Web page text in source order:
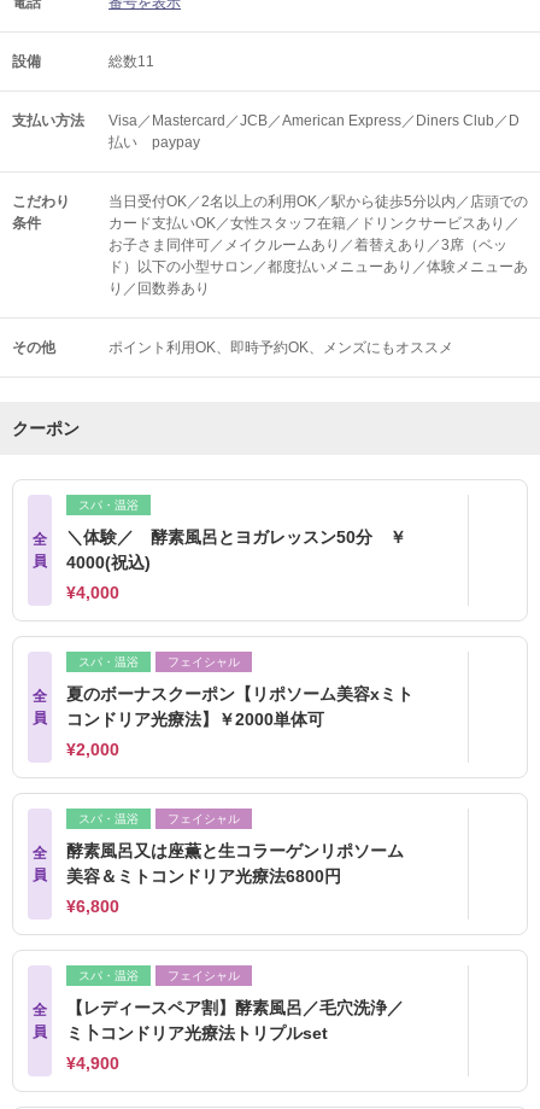
設備 総数11
支払い方法
Visa／Mastercard／JCB／American Express／Diners Club／D
払い paypay
こだわり
条件
当日受付OK／2名以上の利用OK／駅から徒歩5分以内／店頭での
カード支払いOK／女性スタッフ在籍／ドリンクサービスあり／
お子さま同伴可／メイクルームあり／着替えあり／3席（ベッ
ド）以下の小型サロン／都度払いメニューあり／体験メニューあ
り／回数券あり
その他 ポイント利用OK 即時予約OK メンズにもオススメ
クーポン
全
員
スパ・温浴
＼体験／ 酵素風呂とヨガレッスン50分 ￥
4000(祝込)
¥4,000
全
員
スパ・温浴 フェイシャル
夏のボーナスクーポン【リポソーム美容xミト
コンドリア光療法】￥2000単体可
¥2,000
全
員
スパ・温浴 フェイシャル
酵素風呂又は座薫と生コラーゲンリポソーム
美容＆ミトコンドリア光療法6800円
¥6,800
全
員
スパ・温浴 フェイシャル
【レディースペア割】酵素風呂／毛穴洗浄／
ミ卜コンドリア光療法トリプルset
¥4,900